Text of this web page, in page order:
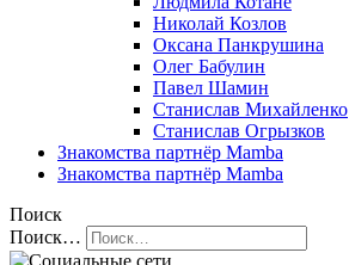
Николай Козлов
Оксана Панкрушина
Олег Бабулин
Павел Шамин
Станислав Михайленко
Станислав Огрызков
Знакомства партнёр Mamba
Знакомства партнёр Mamba
Поиск
Поиск…